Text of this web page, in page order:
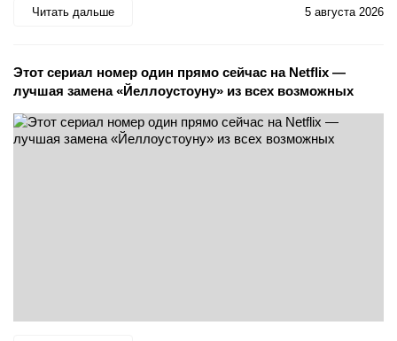
Читать дальше 5 августа 2026
Этот сериал номер один прямо сейчас на Netflix —
лучшая замена «Йеллоустоуну» из всех возможных